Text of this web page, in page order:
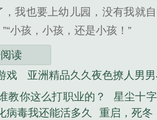
，我也要上幼儿园，没有我就
小孩，小孩，还是小孩！”
读
戏 亚洲精品久久夜色撩人男
教你这么打职业的？ 星尘十
病毒我还能活多久 重启，死冬